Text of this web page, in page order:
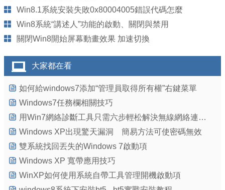
Win8.1系統安裝失敗0x80004005錯誤代碼怎麼
Win8系統“講述人”功能的啟動、關閉與禁用
關閉Win8開始屏幕動畫效果 加速切換
大家都在看
如何給windows7添加“管理員取得所有權”右鍵菜單
Windows7任務欄相關技巧
用Win7網絡診斷工具只需六步輕松解決無線網絡連接問題
Windows XP出現驚天漏洞 簡易方法可使密碼無效
雙系統找回丟失的Windows 7啟動項
Windows XP 寬帶應用技巧
WinXP如何使用系統自帶工具管理開機啟動項